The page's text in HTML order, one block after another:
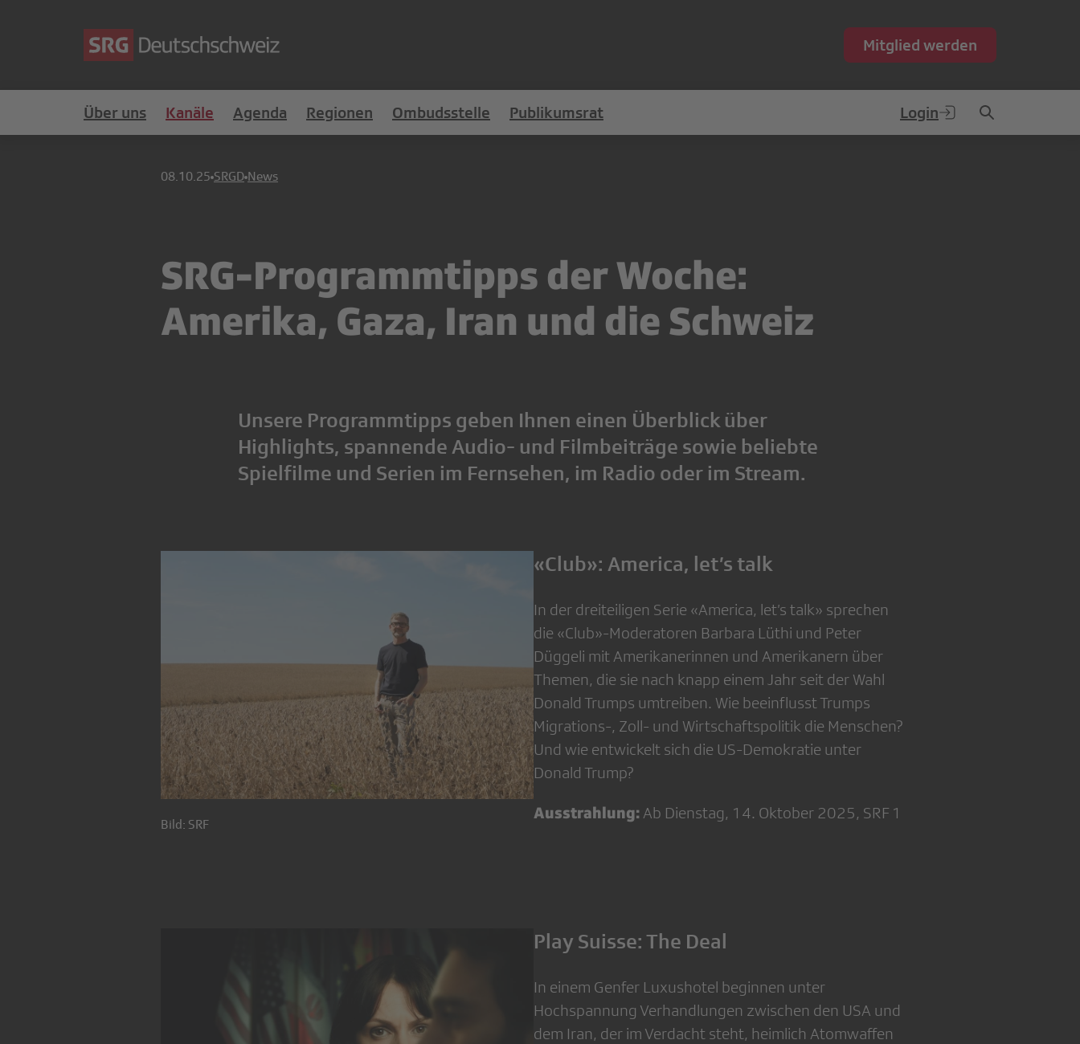
Mitglied werden
Über uns Kanäle Agenda Regionen Ombudsstelle Publikumsrat Login
08.10.25 SRGD News
SRG-Programmtipps der Woche:
Amerika, Gaza, Iran und die Schweiz
Unsere Programmtipps geben Ihnen einen Überblick über
Highlights, spannende Audio- und Filmbeiträge sowie beliebte
Spielfilme und Serien im Fernsehen, im Radio oder im Stream.
Bild: SRF
«Club»: America, let’s talk
In der dreiteiligen Serie «America, let’s talk» sprechen
die «Club»-Moderatoren Barbara Lüthi und Peter
Düggeli mit Amerikanerinnen und Amerikanern über
Themen, die sie nach knapp einem Jahr seit der Wahl
Donald Trumps umtreiben. Wie beeinflusst Trumps
Migrations-, Zoll- und Wirtschaftspolitik die Menschen?
Und wie entwickelt sich die US-Demokratie unter
Donald Trump?
Ausstrahlung: Ab Dienstag, 14. Oktober 2025, SRF 1
Play Suisse: The Deal
In einem Genfer Luxushotel beginnen unter
Hochspannung Verhandlungen zwischen den USA und
dem Iran, der im Verdacht steht, heimlich Atomwaffen